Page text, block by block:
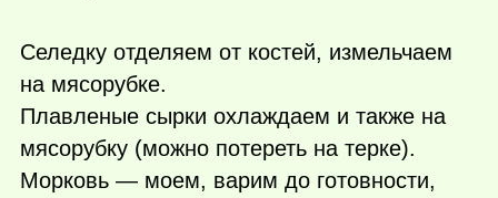
Селедку отделяем от костей, измельчаем
на мясорубке.
Плавленые сырки охлаждаем и также на
мясорубку (можно потереть на терке).
Морковь — моем, варим до готовности,